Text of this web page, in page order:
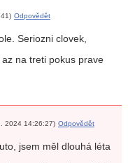
Odpovědět
Seriozni clovek,
na treti pokus prave
2024 14:26:27) Odpovědět
jsem měl dlouhá léta